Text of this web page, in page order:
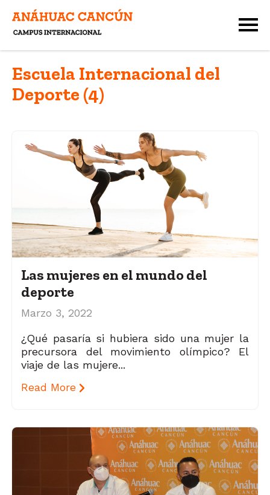
Escuela Internacional del
Deporte (4)
Las mujeres en el mundo del
deporte
Marzo 3, 2022
¿Qué pasaría si hubiera sido una mujer la
precursora del movimiento olímpico? El
viaje de las mujere...
Read More